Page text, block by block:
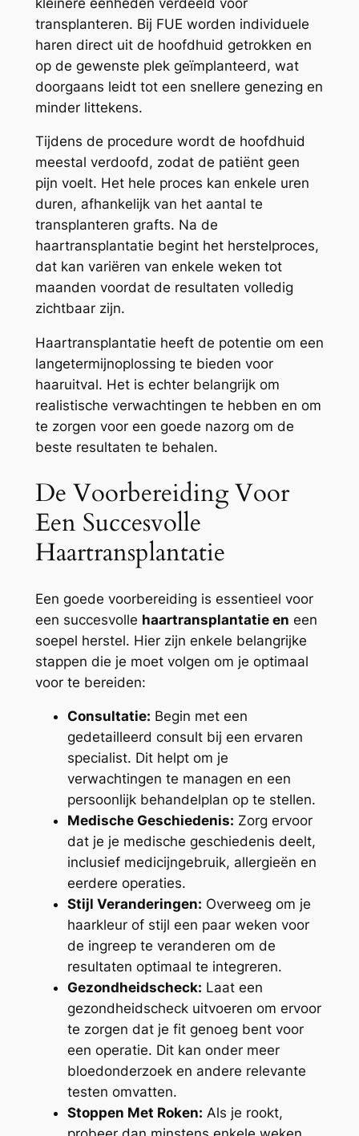
transplanteren. Bij FUE worden individuele
haren direct uit de hoofdhuid getrokken en
op de gewenste plek geïmplanteerd, wat
doorgaans leidt tot een snellere genezing en
minder littekens.
Tijdens de procedure wordt de hoofdhuid
meestal verdoofd, zodat de patiënt geen
pijn voelt. Het hele proces kan enkele uren
duren, afhankelijk van het aantal te
transplanteren grafts. Na de
haartransplantatie begint het herstelproces,
dat kan variëren van enkele weken tot
maanden voordat de resultaten volledig
zichtbaar zijn.
Haartransplantatie heeft de potentie om een
langetermijnoplossing te bieden voor
haaruitval. Het is echter belangrijk om
realistische verwachtingen te hebben en om
te zorgen voor een goede nazorg om de
beste resultaten te behalen.
De Voorbereiding Voor
Een Succesvolle
Haartransplantatie
Een goede voorbereiding is essentieel voor
een succesvolle haartransplantatie en een
soepel herstel. Hier zijn enkele belangrijke
stappen die je moet volgen om je optimaal
voor te bereiden:
Consultatie: Begin met een
gedetailleerd consult bij een ervaren
specialist. Dit helpt om je
verwachtingen te managen en een
persoonlijk behandelplan op te stellen.
Medische Geschiedenis: Zorg ervoor
dat je je medische geschiedenis deelt,
inclusief medicijngebruik, allergieën en
eerdere operaties.
Stijl Veranderingen: Overweeg om je
haarkleur of stijl een paar weken voor
de ingreep te veranderen om de
resultaten optimaal te integreren.
Gezondheidscheck: Laat een
gezondheidscheck uitvoeren om ervoor
te zorgen dat je fit genoeg bent voor
een operatie. Dit kan onder meer
bloedonderzoek en andere relevante
testen omvatten.
Stoppen Met Roken: Als je rookt,